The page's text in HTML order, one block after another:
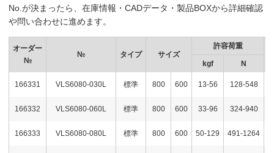
No.が決まったら、在庫情報・CADデータ・製品BOXから詳細確認
や問い合わせに進めます。
オーダー
№
№ タイプ サイズ
許容荷重
kgf
N
166331 VLS6080-030L 標準 800 600 13-56 128-548
166332 VLS6080-060L 標準 800 600 33-96 324-940
166333 VLS6080-080L 標準 800 600 50-129 491-1264